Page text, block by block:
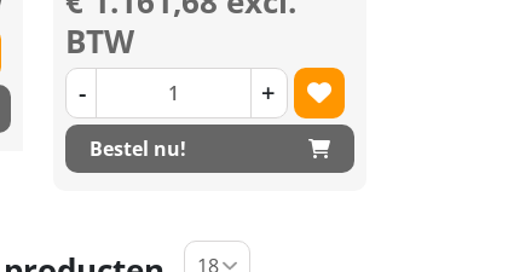
BTW
- +
Bestel nu!